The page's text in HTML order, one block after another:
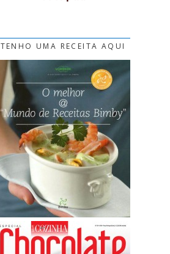
TENHO UMA RECEITA AQUI